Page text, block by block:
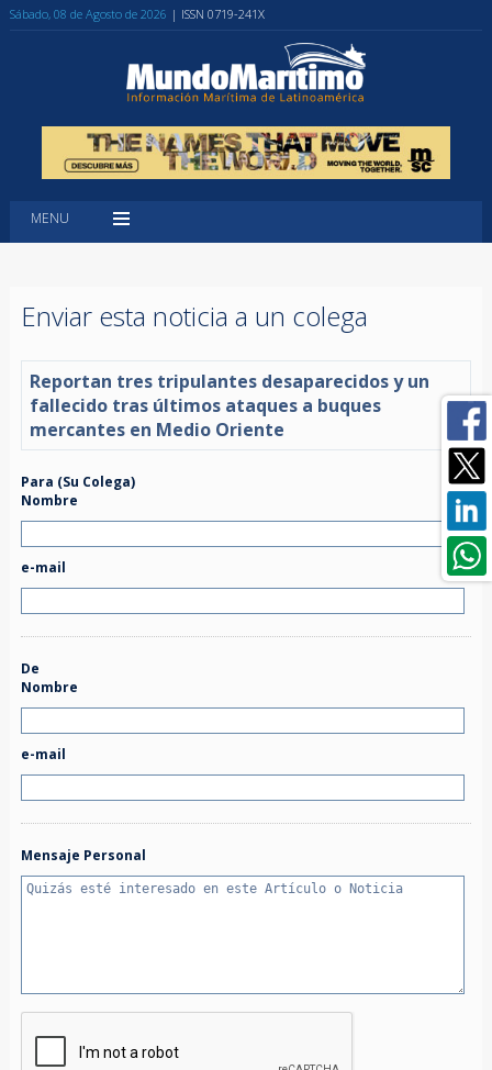
Sábado, 08 de Agosto de 2026 | ISSN 0719-241X
MENU
Enviar esta noticia a un colega
Reportan tres tripulantes desaparecidos y un
fallecido tras últimos ataques a buques
mercantes en Medio Oriente
Para (Su Colega)
Nombre
e-mail
De
Nombre
e-mail
Mensaje Personal